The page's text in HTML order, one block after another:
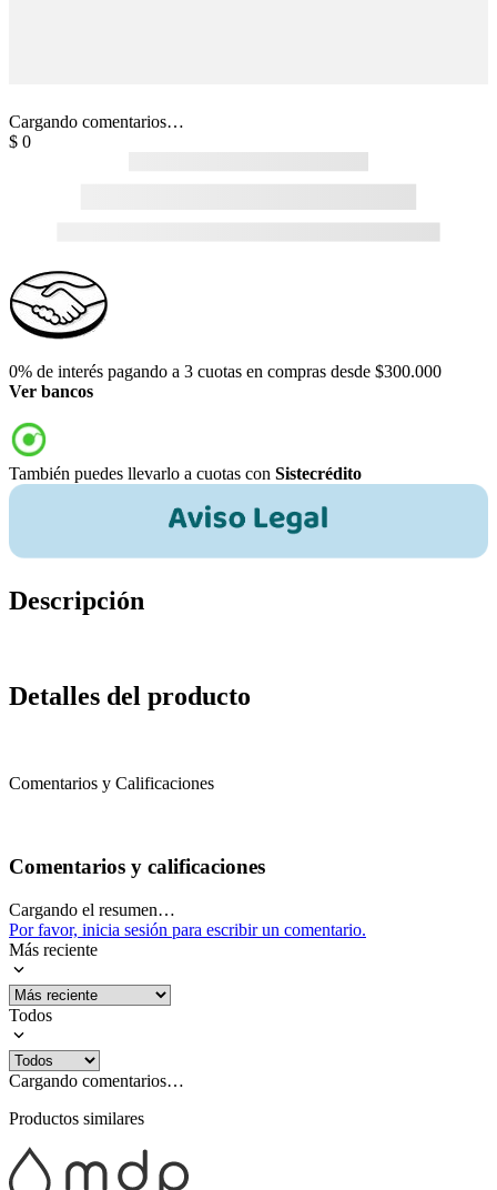
Cargando comentarios…
$ 0
0% de interés pagando a 3 cuotas en compras desde $300.000
Ver bancos
También puedes llevarlo a cuotas con Sistecrédito
Descripción
Detalles del producto
Comentarios y Calificaciones
Comentarios y calificaciones
Cargando el resumen…
Por favor, inicia sesión para escribir un comentario.
Más reciente
Todos
Cargando comentarios…
Productos similares